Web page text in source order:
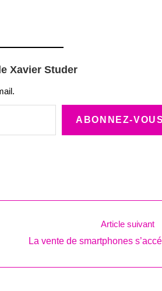
Xavier Studer
ABONNEZ-VOUS
Article suivant
La vente de smartphones